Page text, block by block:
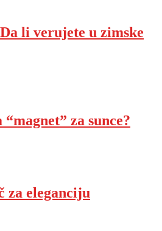
li verujete u zimske
za sunce?
za eleganciju